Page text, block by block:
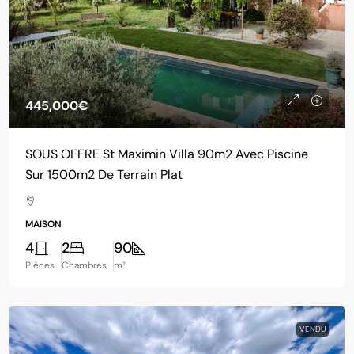
445,000€
SOUS OFFRE St Maximin Villa 90m2 Avec Piscine
Sur 1500m2 De Terrain Plat
MAISON
4
Pièces
2
Chambres
90
m²
VENDU